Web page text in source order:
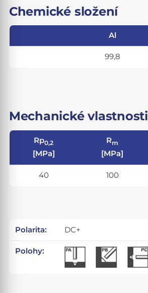
Chemické složení
Al
99,8
Mechanické vlastnosti
Rp0,2
[MPa]
Rm
[MPa]
40 100
Polarita: DC+
Polohy: